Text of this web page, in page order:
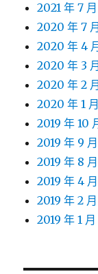
2021 年 7 月
2020 年 7 月
2020 年 4 月
2020 年 3 月
2020 年 2 月
2020 年 1 月
2019 年 10
2019 年 9 月
2019 年 8 月
2019 年 4 月
2019 年 2 月
2019 年 1 月